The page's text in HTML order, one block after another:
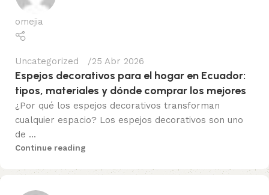
omejia
Uncategorized 25 Abr 2026
Espejos decorativos para el hogar en Ecuador:
tipos, materiales y dónde comprar los mejores
¿Por qué los espejos decorativos transforman
cualquier espacio? Los espejos decorativos son uno
de ...
Continue reading